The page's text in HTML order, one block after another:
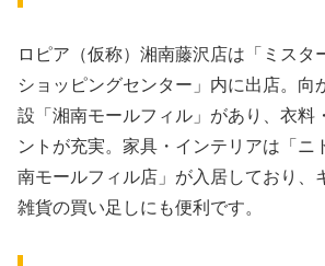
ロピア（仮称）湘南藤沢店は「ミスタ
ショッピングセンター」内に出店。向
設「湘南モールフィル」があり、衣料
ントが充実。家具・インテリアは「ニ
南モールフィル店」が入居しており、
雑貨の買い足しにも便利です。